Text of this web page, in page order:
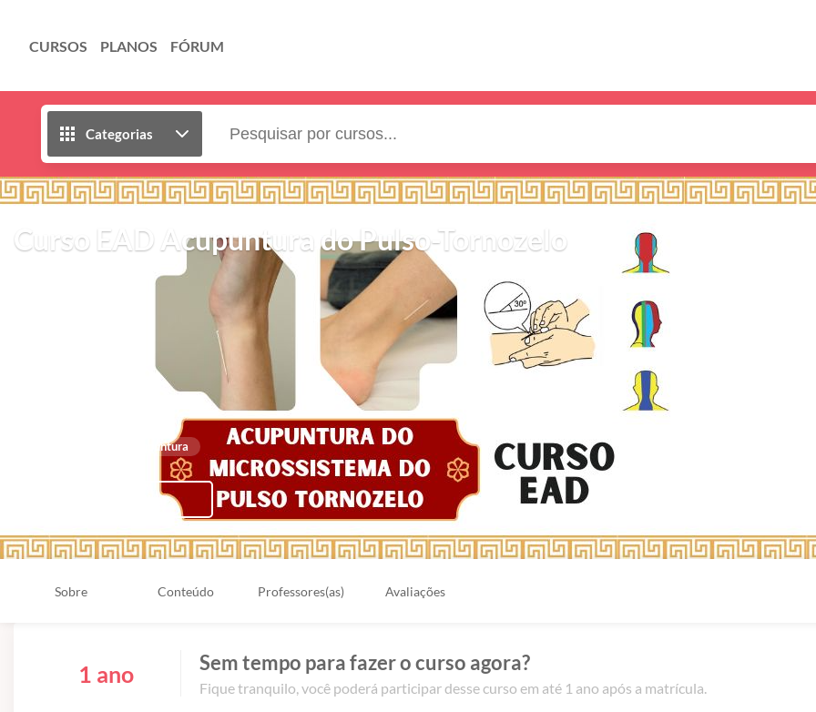
CURSOS PLANOS FÓRUM
Categorias
Curso EAD Acupuntura do Pulso-Tornozelo
Microssistemas de Acupuntura
Compartilhar
Sobre Conteúdo Professores(as) Avaliações
1 ano Sem tempo para fazer o curso agora?
Fique tranquilo, você poderá participar desse curso em até 1 ano após a matrícula.